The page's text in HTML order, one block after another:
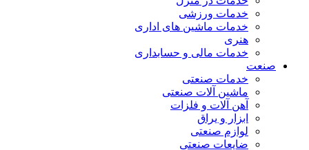
خدمات ورزشی
خدمات ماشین های اداری
هنری
خدمات مالی و حسابداری
صنعت
خدمات صنعتی
ماشین آلات صنعتی
آهن آلات و فلزات
ابزار و یراق
لوازم صنعتی
ضایعات صنعتی